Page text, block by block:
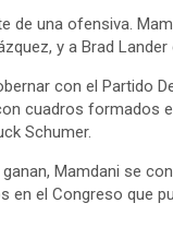
de una ofensiva.
y a Brad Lander
con el Partido
cuadros formados
Schumer.
Mamdani se
el Congreso que